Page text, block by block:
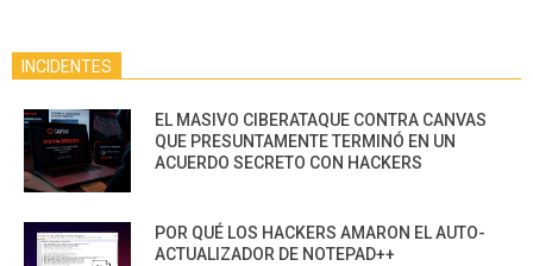
INCIDENTES
EL MASIVO CIBERATAQUE CONTRA CANVAS
QUE PRESUNTAMENTE TERMINÓ EN UN
ACUERDO SECRETO CON HACKERS
POR QUÉ LOS HACKERS AMARON EL AUTO-
ACTUALIZADOR DE NOTEPAD++